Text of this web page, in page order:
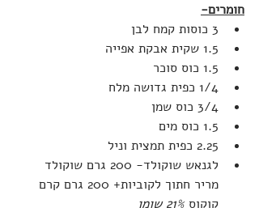
חומרים-
3 כוסות קמח לבן
1.5 שקית אבקת אפייה
1.5 כוס סוכר
1/4 כפית גדושה מלח
3/4 כוס שמן
1.5 כוס מים
2.25 כפית תמצית וניל
לגנאש שוקולד- 200 גרם שוקולד
מריר חתוך לקוביות+ 200 גרם קרם
קוקוס 21% שומן